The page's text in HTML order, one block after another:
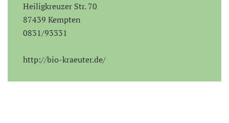
Heiligkreuzer Str. 70
87439 Kempten
0831/93331
http://bio-kraeuter.de/